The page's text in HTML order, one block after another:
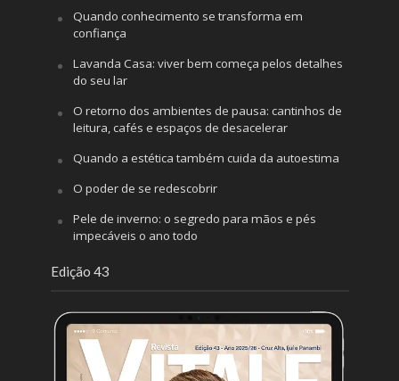
Quando conhecimento se transforma em
confiança
Lavanda Casa: viver bem começa pelos detalhes
do seu lar
O retorno dos ambientes de pausa: cantinhos de
leitura, cafés e espaços de desacelerar
Quando a estética também cuida da autoestima
O poder de se redescobrir
Pele de inverno: o segredo para mãos e pés
impecáveis o ano todo
Edição 43